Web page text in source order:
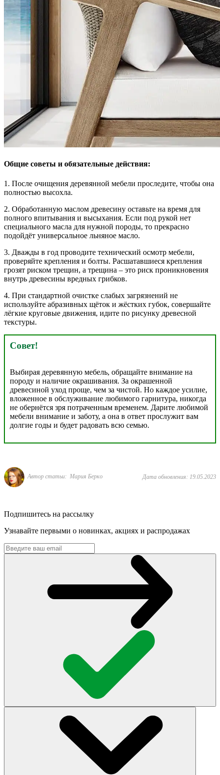
Общие советы и обязательные действия:
1. После очищения деревянной мебели проследите, чтобы она
полностью высохла.
2. Обработанную маслом древесину оставьте на время для
полного впитывания и высыхания. Если под рукой нет
специального масла для нужной породы, то прекрасно
подойдёт универсальное льняное масло.
3. Дважды в год проводите технический осмотр мебели,
проверяйте крепления и болты. Расшатавшиеся крепления
грозят риском трещин, а трещина – это риск проникновения
внутрь древесины вредных грибков.
4. При стандартной очистке слабых загрязнений не
используйте абразивных щёток и жёстких губок, совершайте
лёгкие круговые движения, идите по рисунку древесной
текстуры.
Совет!
Выбирая деревянную мебель, обращайте внимание на
породу и наличие окрашивания. За окрашенной
древесиной уход проще, чем за чистой. Но каждое усилие,
вложенное в обслуживание любимого гарнитура, никогда
не обернётся зря потраченным временем. Дарите любимой
мебели внимание и заботу, а она в ответ прослужит вам
долгие годы и будет радовать всю семью.
Автор статьи: Мария Берко Дата обновления: 19.05.2023
Подпишитесь на рассылку
Узнавайте первыми о новинках, акциях и распродажах